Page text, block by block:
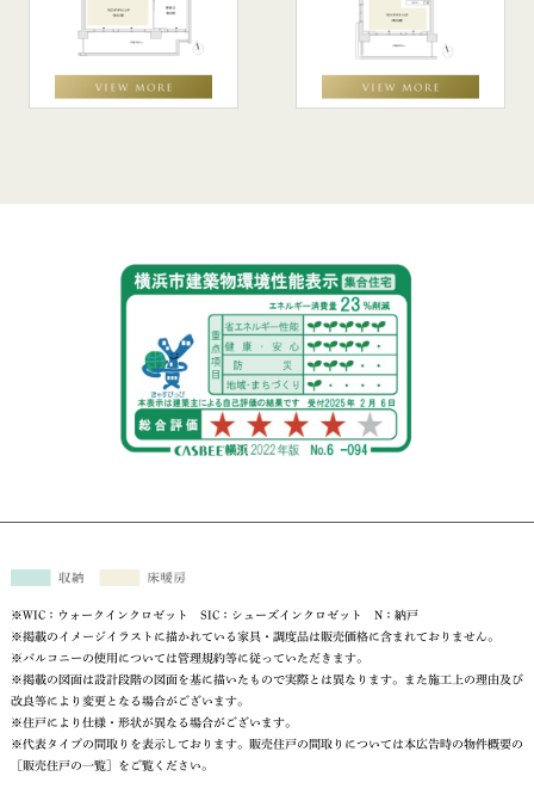
※WIC：ウォークインクロゼット SIC：シューズインクロゼット N：納戸
※掲載のイメージイラストに描かれている家具・調度品は販売価格に含まれておりません。
※バルコニーの使用については管理規約等に従っていただきます。
※掲載の図面は設計段階の図面を基に描いたもので実際とは異なります。また施工上の理由及び
改良等により変更となる場合がございます。
※住戸により仕様・形状が異なる場合がございます。
※代表タイプの間取りを表示しております。販売住戸の間取りについては本広告時の物件概要の
［販売住戸の一覧］をご覧ください。